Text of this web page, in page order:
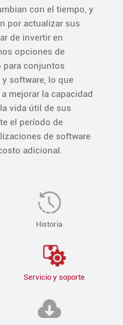
con el tiempo, y
por actualizar sus
de invertir en
opciones de
para conjuntos
software, lo que
mejorar la capacidad
vida útil de sus
el período de
de software
adicional.
Historia
Servicio y soporte